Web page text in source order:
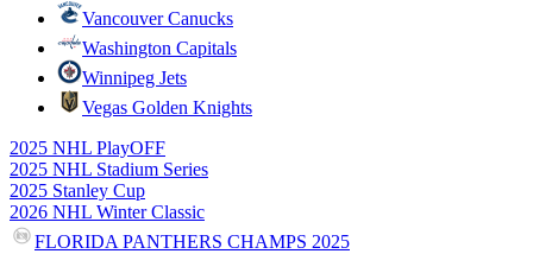
Vancouver Canucks
Washington Capitals
Winnipeg Jets
Vegas Golden Knights
2025 NHL PlayOFF
2025 NHL Stadium Series
2025 Stanley Cup
2026 NHL Winter Classic
FLORIDA PANTHERS CHAMPS 2025